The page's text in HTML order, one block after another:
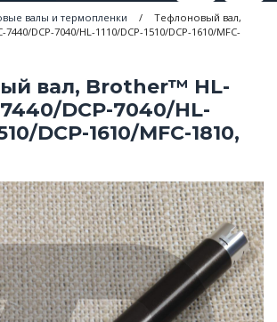
валы и термопленки /
Тефлоновый вал,
DCP-7040/HL-1110/DCP-1510/DCP-1610/MFC-
вал, Brother™ HL-
DCP-7040/HL-
DCP-1610/MFC-1810,